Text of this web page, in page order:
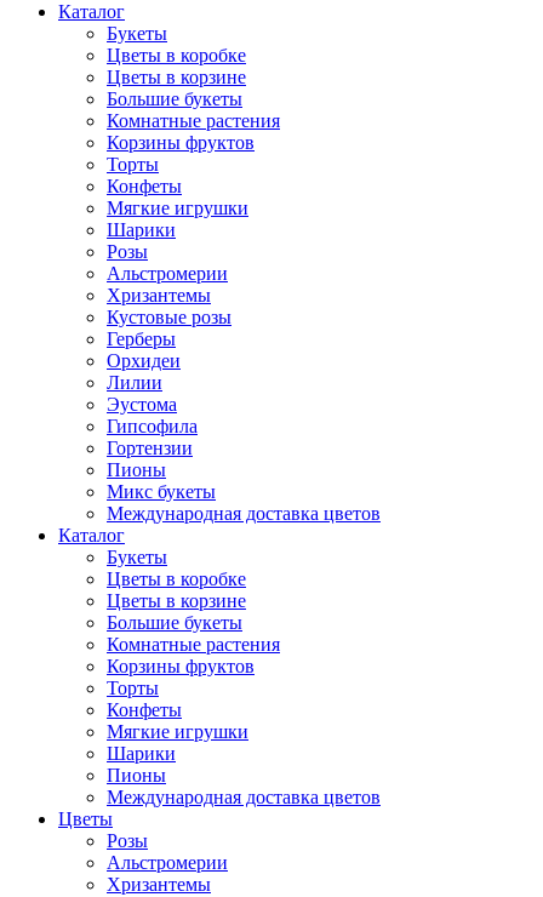
Каталог
Букеты
Цветы в коробке
Цветы в корзине
Большие букеты
Комнатные растения
Корзины фруктов
Торты
Конфеты
Мягкие игрушки
Шарики
Розы
Альстромерии
Хризантемы
Кустовые розы
Герберы
Орхидеи
Лилии
Эустома
Гипсофила
Гортензии
Пионы
Микс букеты
Международная доставка цветов
Каталог
Букеты
Цветы в коробке
Цветы в корзине
Большие букеты
Комнатные растения
Корзины фруктов
Торты
Конфеты
Мягкие игрушки
Шарики
Пионы
Международная доставка цветов
Цветы
Розы
Альстромерии
Хризантемы